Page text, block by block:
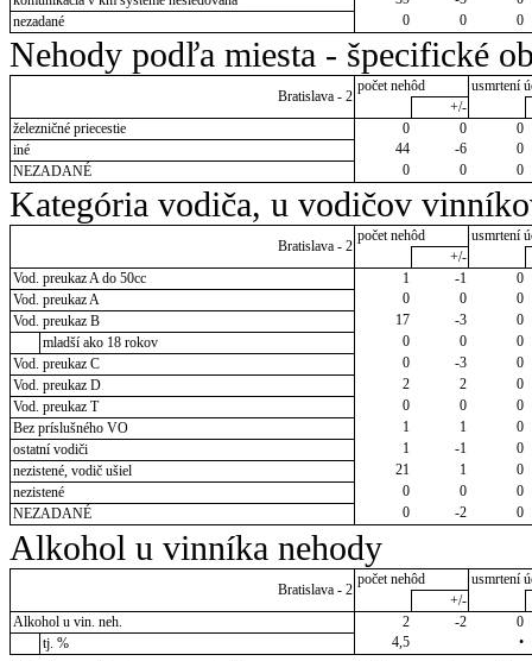
nezadané
0 0 0
Nehody podľa miesta - špecifické
Bratislava - 2
počet nehôd
usmrtení
+/-
železničné priecestie
0 0
0
iné
44 -6
0
NEZADANÉ
0 0 0
Kategória vodiča, u vodičov
Bratislava - 2
počet nehôd
usmrtení
+/-
Vod. preukaz A do 50cc
1 -1
0
Vod. preukaz A
0 0
0
Vod. preukaz B
17 -3
0
mladší ako 18 rokov
0 0
0
Vod. preukaz C
0 -3
0
Vod. preukaz D
2 2
0
Vod. preukaz T
0 0
0
Bez príslušného VO
1 1
0
ostatní vodiči
1 -1
0
nezistené, vodič ušiel
21 1
0
nezistené
0 0
0
NEZADANÉ
0 -2 0
Alkohol u vinníka nehody
Bratislava - 2
počet nehôd
usmrtení
+/-
Alkohol u vin. neh.
2 -2
0
tj. %
4,5 •